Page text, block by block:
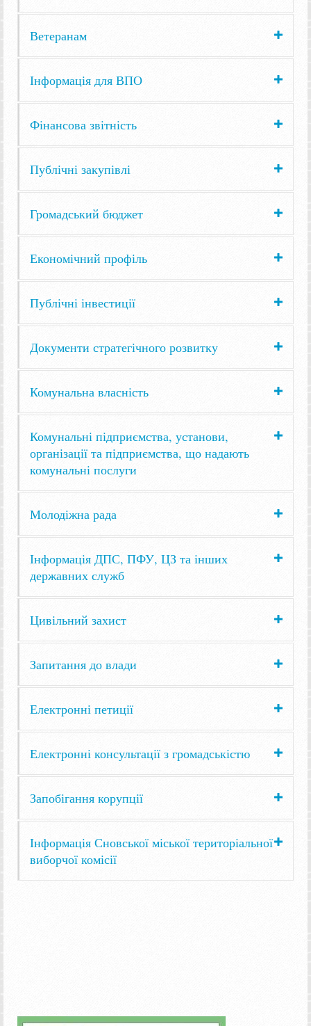
Ветеранам
Інформація для ВПО
Фінансова звітність
Публічні закупівлі
Громадський бюджет
Економічний профіль
Публічні інвестиції
Документи стратегічного розвитку
Комунальна власність
Комунальні підприємства, установи,
організації та підприємства, що надають
комунальні послуги
Молодіжна рада
Інформація ДПС, ПФУ, ЦЗ та інших
державних служб
Цивільний захист
Запитання до влади
Електронні петиції
Електронні консультації з громадськістю
Запобігання корупції
Інформація Сновської міської територіальної
виборчої комісії